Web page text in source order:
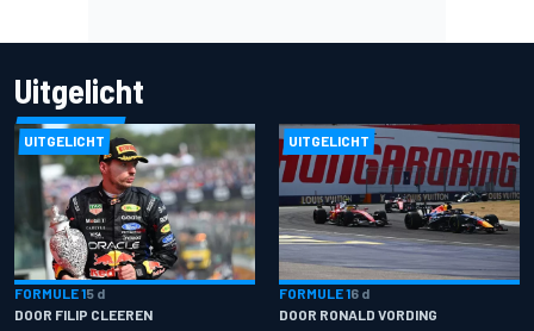
Uitgelicht
UITGELICHT
FORMULE 15 d
DOOR FILIP CLEEREN
UITGELICHT
FORMULE 16 d
DOOR RONALD VORDING